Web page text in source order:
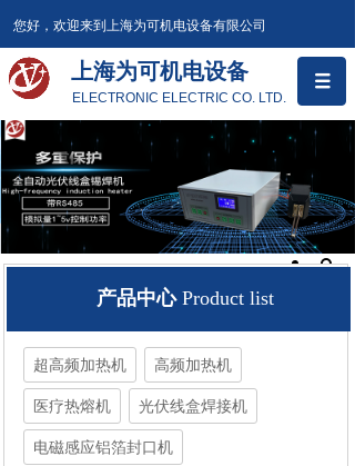
您好，欢迎来到上海为可机电设备有限公司
上海为可机电设备
ELECTRONIC ELECTRIC CO. LTD.
超高频加热机 高频加热机
医疗热熔机 光伏线盒焊接机
电磁感应铝箔封口机
产品中心 Product list